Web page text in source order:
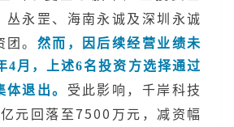
丛永罡、海南永诚及深圳永诚
。
然而，因后续经营业绩未
4月，上述6名投资方选择通过
退出。 受此影响，千岸科技
元回落至7500万元，减资幅